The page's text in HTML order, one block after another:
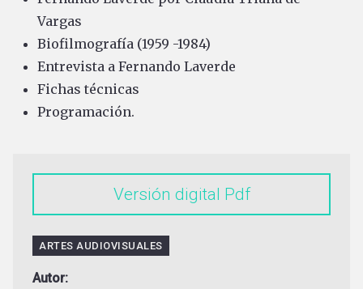
Vargas
Biofilmografía (1959 -1984)
Entrevista a Fernando Laverde
Fichas técnicas
Programación.
Versión digital
ARTES AUDIOVISUALES
Autor